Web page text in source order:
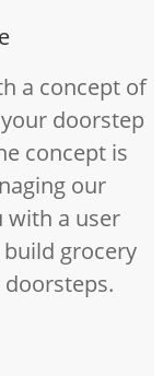
a concept of
doorstep
concept is
our
with a user
grocery